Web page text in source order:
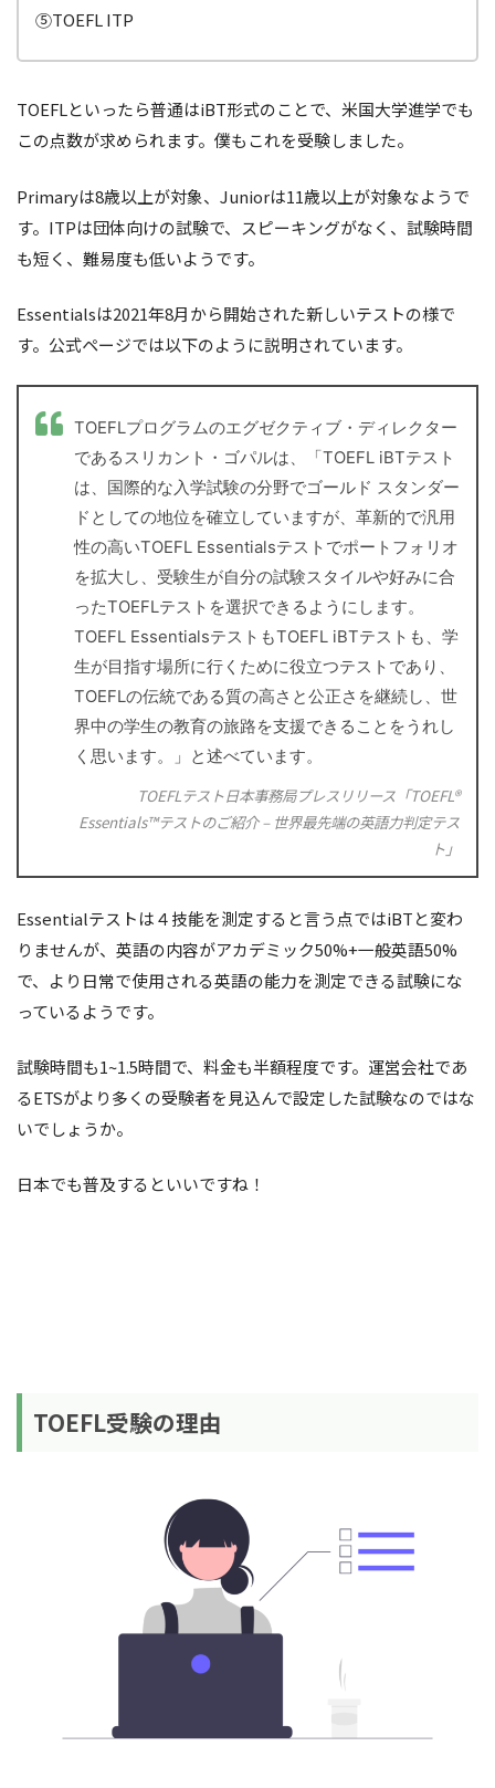
⑤TOEFL ITP
TOEFLといったら普通はiBT形式のことで、米国大学進学でも
この点数が求められます。僕もこれを受験しました。
Primaryは8歳以上が対象、Juniorは11歳以上が対象なようで
す。ITPは団体向けの試験で、スピーキングがなく、試験時間
も短く、難易度も低いようです。
Essentialsは2021年8月から開始された新しいテストの様で
す。公式ページでは以下のように説明されています。
TOEFLプログラムのエグゼクティブ・ディレクター
であるスリカント・ゴパルは、「TOEFL iBTテスト
は、国際的な入学試験の分野でゴールド スタンダー
ドとしての地位を確立していますが、革新的で汎用
性の高いTOEFL Essentialsテストでポートフォリオ
を拡大し、受験生が自分の試験スタイルや好みに合
ったTOEFLテストを選択できるようにします。
TOEFL EssentialsテストもTOEFL iBTテストも、学
生が目指す場所に行くために役立つテストであり、
TOEFLの伝統である質の高さと公正さを継続し、世
界中の学生の教育の旅路を支援できることをうれし
く思います。」と述べています。
TOEFLテスト日本事務局プレスリリース 「TOEFL®
Essentials™テストのご紹介 – 世界最先端の英語力判定テス
ト」
Essentialテストは４技能を測定すると言う点ではiBTと変わ
りませんが、英語の内容がアカデミック50%+一般英語50%
で、より日常で使用される英語の能力を測定できる試験にな
っているようです。
試験時間も1~1.5時間で、料金も半額程度です。運営会社であ
るETSがより多くの受験者を見込んで設定した試験なのではな
いでしょうか。
日本でも普及するといいですね！
TOEFL受験の理由